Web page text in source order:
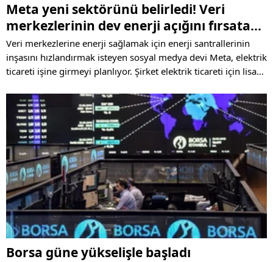
Meta yeni sektörünü belirledi! Veri
merkezlerinin dev enerji açığını fırsata
çevirecek
Veri merkezlerine enerji sağlamak için enerji santrallerinin
inşasını hızlandırmak isteyen sosyal medya devi Meta, elektrik
ticareti işine girmeyi planlıyor. Şirket elektrik ticareti için lisans
bir başvuruda bulunduğu öğrenildi.
Borsa güne yükselişle başladı